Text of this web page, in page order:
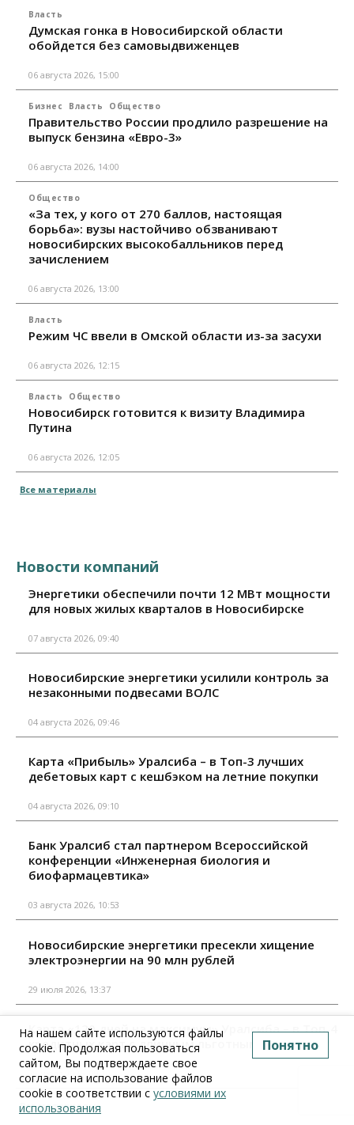
Власть
Думская гонка в Новосибирской области
обойдется без самовыдвиженцев
06 августа 2026, 15:00
Бизнес Власть Общество
Правительство России продлило разрешение на
выпуск бензина «Евро-3»
06 августа 2026, 14:00
Общество
«За тех, у кого от 270 баллов, настоящая
борьба»: вузы настойчиво обзванивают
новосибирских высокобалльников перед
зачислением
06 августа 2026, 13:00
Власть
Режим ЧС ввели в Омской области из-за засухи
06 августа 2026, 12:15
Власть Общество
Новосибирск готовится к визиту Владимира
Путина
06 августа 2026, 12:05
Все материалы
Новости компаний
Энергетики обеспечили почти 12 МВт мощности
для новых жилых кварталов в Новосибирске
07 августа 2026, 09:40
Новосибирские энергетики усилили контроль за
незаконными подвесами ВОЛС
04 августа 2026, 09:46
Карта «Прибыль» Уралсиба – в Топ-3 лучших
дебетовых карт с кешбэком на летние покупки
04 августа 2026, 09:10
Банк Уралсиб стал партнером Всероссийской
конференции «Инженерная биология и
биофармацевтика»
03 августа 2026, 10:53
Новосибирские энергетики пресекли хищение
электроэнергии на 90 млн рублей
29 июля 2026, 13:37
Карта «120 дней на максимум» Уралсиба – в Топ-4
кредитных карт с длинным льготным периодом
29 июля 2026, 09:10
Все материалы
На нашем сайте используются файлы
cookie. Продолжая пользоваться
сайтом, Вы подтверждаете свое
согласие на использование файлов
cookie в соответствии с условиями их
использования
Понятно